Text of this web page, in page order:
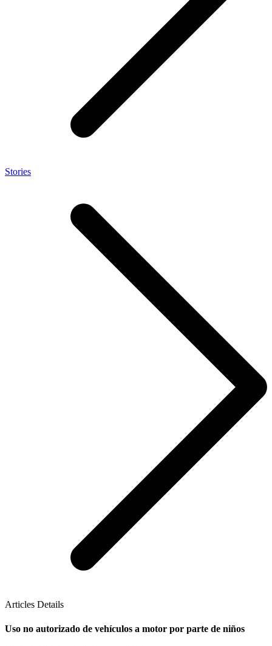
Stories
Articles Details
Uso no autorizado de vehículos a motor por parte de niños